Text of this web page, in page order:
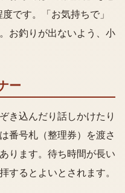
です。「お気持ちで」
お釣りが出ないよう、小
ー
き込んだり話しかけたり
番号札（整理券）を渡さ
ります。待ち時間が長い
するとよいとされます。